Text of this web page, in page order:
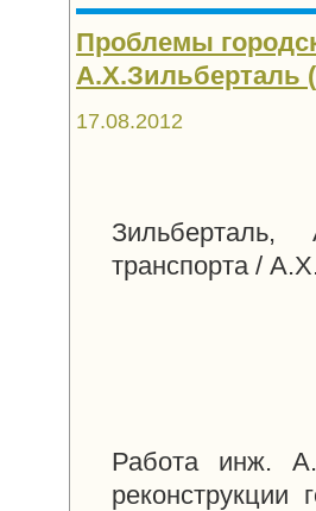
Проблемы
А.Х.Зильберталь
17.08.2012
Зильберталь,
транспорта /
Работа инж. А.
реконструкции